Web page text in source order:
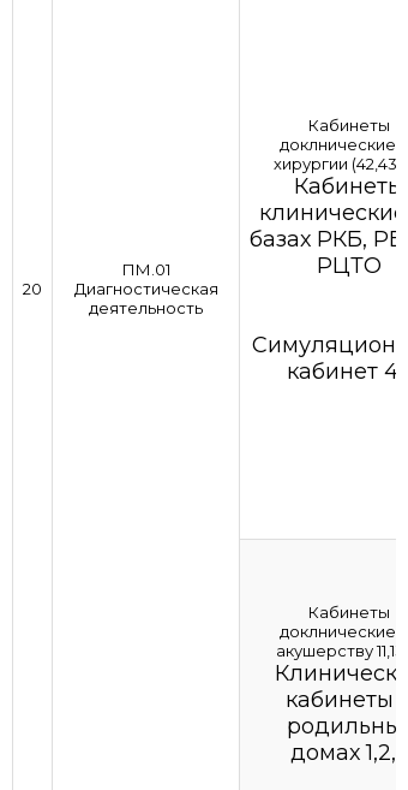
20
ПМ.01
Диагностическая
деятельность
Кабинеты
доклнические
хирургии
Кабинеты
клинические
базах РКБ,
РЦТО
кабинет 42
Кабинеты
доклнические
акушерству
кабинеты р
родильных
домах 1,2,3